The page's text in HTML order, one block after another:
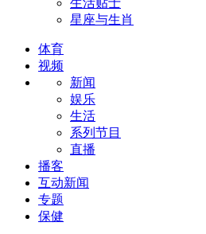
生活贴士
星座与生肖
体育
视频
新闻
娱乐
生活
系列节目
直播
播客
互动新闻
专题
保健